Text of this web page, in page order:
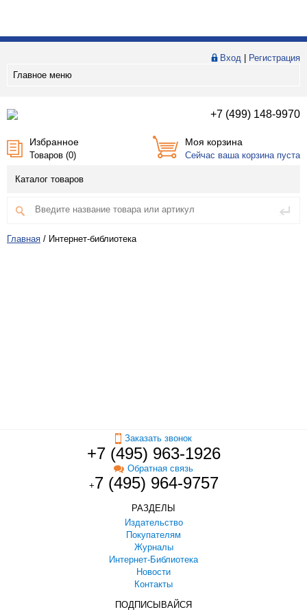
Вход
Регистрация
Главное меню
+7 (499) 148-9970
Избранное
Товаров (0)
Моя корзина
Сейчас ваша корзина пуста
Каталог товаров
Главная / Интернет-библиотека
Заказать звонок
+7 (495) 963-1926
Обратная связь
+7 (495) 964-9757
РАЗДЕЛЫ
Издательство
Покупателям
Журналы
Интернет-Библиотека
Новости
Контакты
ПОДПИСЫВАЙСЯ